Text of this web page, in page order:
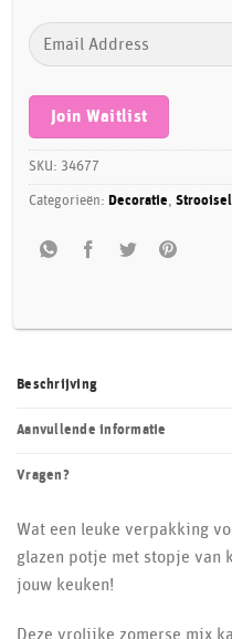
Enter
your
address
to
join
the
waitlist
this
Join Waitlist
SKU: 34677
Categorieën: Decoratie,
Beschrijving
Aanvullende informatie
Vragen?
Wat een leuke verpakking
glazen potje met stopje van
jouw keuken!
Deze vrolijke zomerse mix